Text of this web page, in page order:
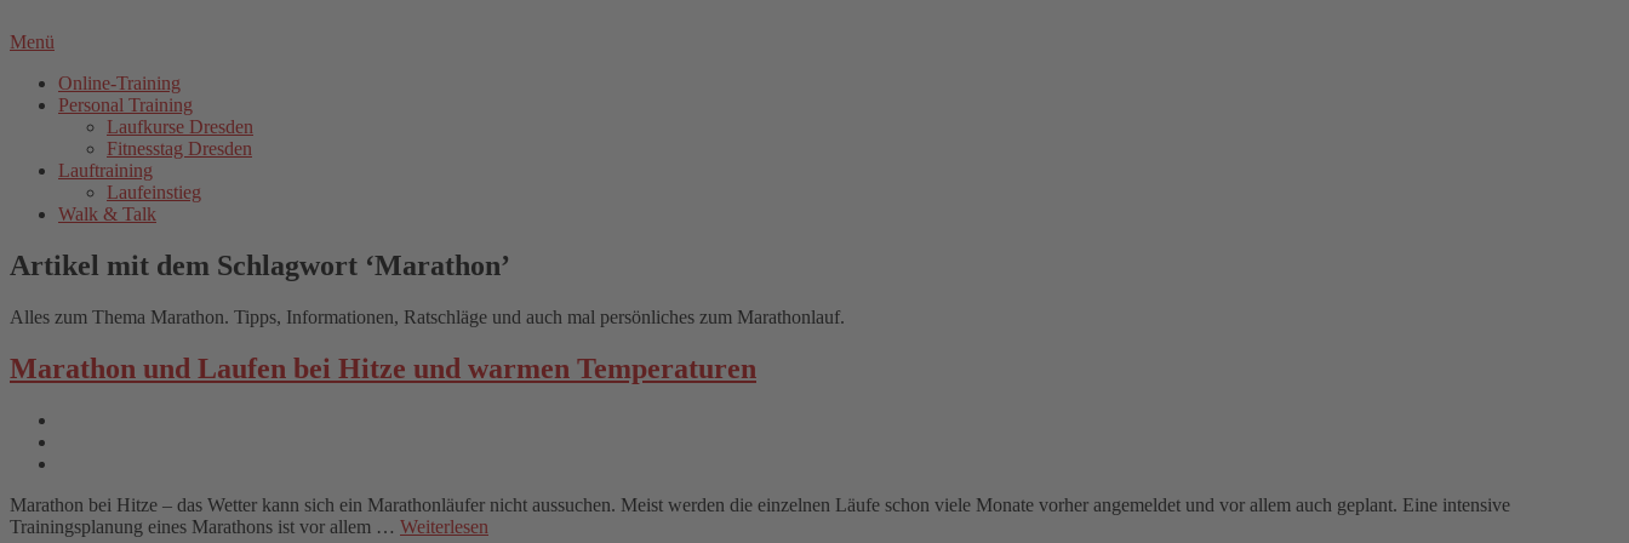
Menü
Online-Training
Personal Training
Laufkurse Dresden
Fitnesstag Dresden
Lauftraining
Laufeinstieg
Walk & Talk
Artikel mit dem Schlagwort ‘Marathon’
Alles zum Thema Marathon. Tipps, Informationen, Ratschläge und auch mal persönliches zum Marathonlauf.
Marathon und Laufen bei Hitze und warmen Temperaturen
Marathon bei Hitze – das Wetter kann sich ein Marathonläufer nicht aussuchen. Meist werden die einzelnen Läufe schon viele Monate vorher angemeldet und vor allem auch geplant. Eine intensive
Trainingsplanung eines Marathons ist vor allem … Weiterlesen